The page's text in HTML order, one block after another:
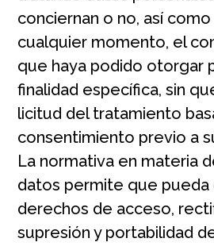
conciernan o no, así como
cualquier momento, el
que haya podido otorgar
finalidad específica, sin
licitud del tratamiento
consentimiento previo a
La normativa en materia
datos permite que pueda
derechos de acceso,
supresión y portabilidad